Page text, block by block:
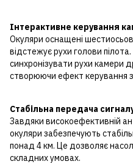
Інтерактивне керування
Окуляри оснащені
відстежує рухи голови
синхронізувати рухи камери
створюючи ефект керування з
Стабільна передача
Завдяки високоефективній
окуляри забезпечують
понад 4 км. Це дозволяє
складних умовах.